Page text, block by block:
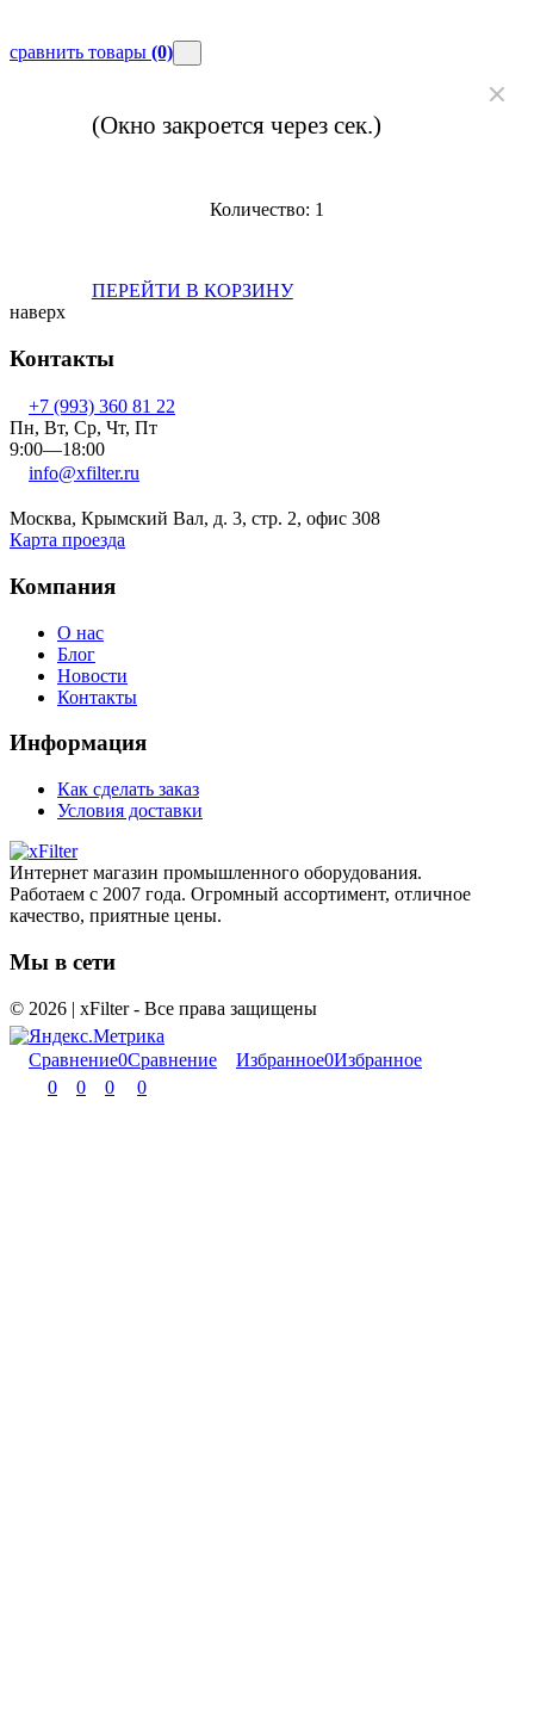
сравнить товары (0)
(Окно закроется через сек.)
Количество: 1
ПЕРЕЙТИ В КОРЗИНУ
наверх
Контакты
+7 (993) 360 81 22
Пн, Вт, Ср, Чт, Пт
9:00—18:00
info@xfilter.ru
Москва, Крымский Вал, д. 3, стр. 2, офис 308
Карта проезда
Компания
О нас
Блог
Новости
Контакты
Информация
Как сделать заказ
Условия доставки
Интернет магазин промышленного оборудования.
Работаем с 2007 года. Огромный ассортимент, отличное
качество, приятные цены.
Мы в сети
© 2026 | xFilter - Все права защищены
Сравнение0Сравнение Избранное0Избранное
0
0 0 0